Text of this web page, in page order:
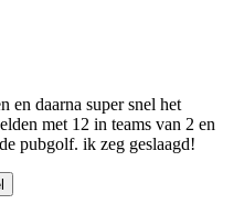
en daarna super snel het
met 12 in teams van 2 en
pubgolf. ik zeg geslaagd!